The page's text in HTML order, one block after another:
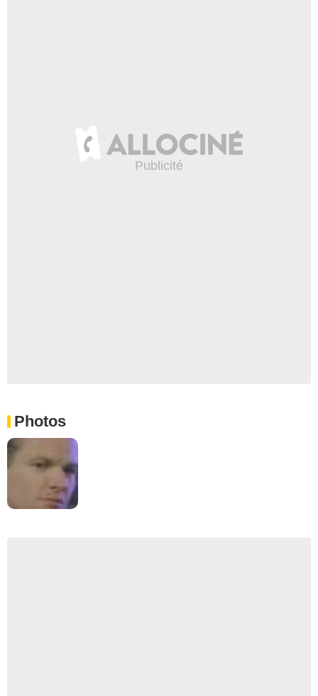
Photos